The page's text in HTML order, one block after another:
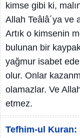
kimse gibi ki,
Allah Teâlâ´ya ve
Artık o kimsenin
bulunan bir
yağmur isabet
olur. Onlar
olamazlar. Ve
etmez.
Tefhim-ul Kuran: